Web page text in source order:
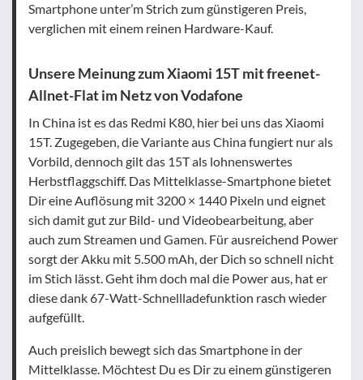
Smartphone unter’m Strich zum günstigeren Preis,
verglichen mit einem reinen Hardware-Kauf.
Unsere Meinung zum Xiaomi 15T mit freenet-
Allnet-Flat im Netz von Vodafone
In China ist es das Redmi K80, hier bei uns das Xiaomi
15T. Zugegeben, die Variante aus China fungiert nur als
Vorbild, dennoch gilt das 15T als lohnenswertes
Herbstflaggschiff. Das Mittelklasse-Smartphone bietet
Dir eine Auflösung mit 3200 × 1440 Pixeln und eignet
sich damit gut zur Bild- und Videobearbeitung, aber
auch zum Streamen und Gamen. Für ausreichend Power
sorgt der Akku mit 5.500 mAh, der Dich so schnell nicht
im Stich lässt. Geht ihm doch mal die Power aus, hat er
diese dank 67-Watt-Schnellladefunktion rasch wieder
aufgefüllt.
Auch preislich bewegt sich das Smartphone in der
Mittelklasse. Möchtest Du es Dir zu einem günstigeren